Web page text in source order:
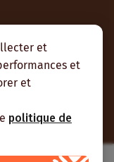
et
et
et
politique de
RSS et nous